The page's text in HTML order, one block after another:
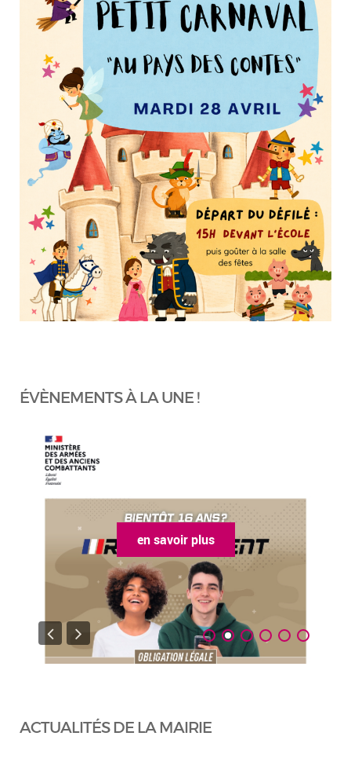
ÉVÈNEMENTS À LA UNE !
en savoir plus
ACTUALITÉS DE LA MAIRIE